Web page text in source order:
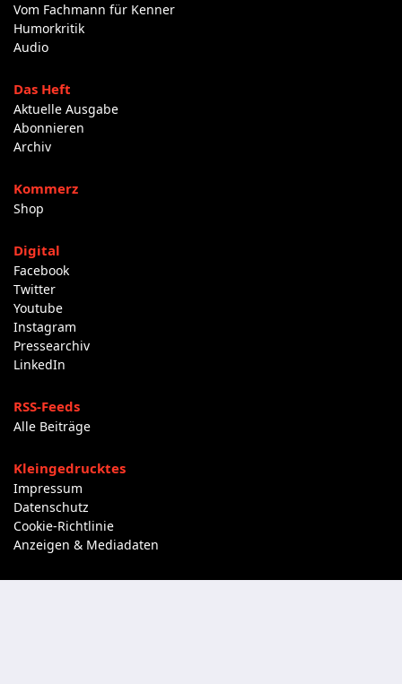
Vom Fachmann für Kenner
Humorkritik
Audio
Das Heft
Aktuelle Ausgabe
Abonnieren
Archiv
Kommerz
Shop
Digital
Facebook
Twitter
Youtube
Instagram
Pressearchiv
LinkedIn
RSS-Feeds
Alle Beiträge
Kleingedrucktes
Impressum
Datenschutz
Cookie-Richtlinie
Anzeigen & Mediadaten